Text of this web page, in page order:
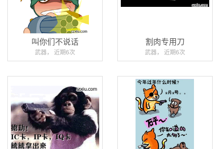
叫你们不说话
武器， 近期6次
割肉专用刀
武器， 近期6次